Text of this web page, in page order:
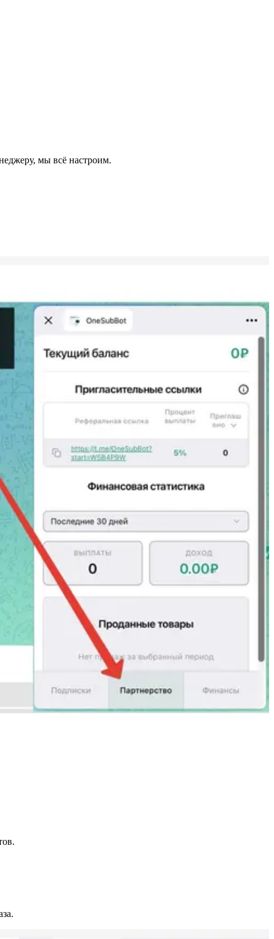
мы всё настроим.